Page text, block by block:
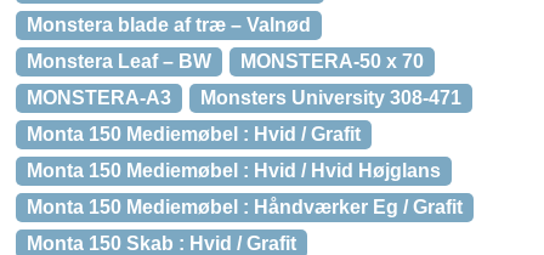
Monstera blade af træ – Valnød
Monstera Leaf – BW
MONSTERA-50 x 70
MONSTERA-A3
Monsters University 308-471
Monta 150 Mediemøbel : Hvid / Grafit
Monta 150 Mediemøbel : Hvid / Hvid Højglans
Monta 150 Mediemøbel : Håndværker Eg / Grafit
Monta 150 Skab : Hvid / Grafit